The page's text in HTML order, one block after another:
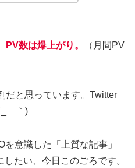
数は爆上がり。
（月間PV
だと思っています。Twitter
ゝ｀)
意識した「上質な記事」
たい、今日このごろです。